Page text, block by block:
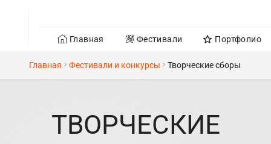
Главная Фестивали Портфолио
Главная Фестивали и конкурсы Творческие сборы
ТВОРЧЕСКИЕ